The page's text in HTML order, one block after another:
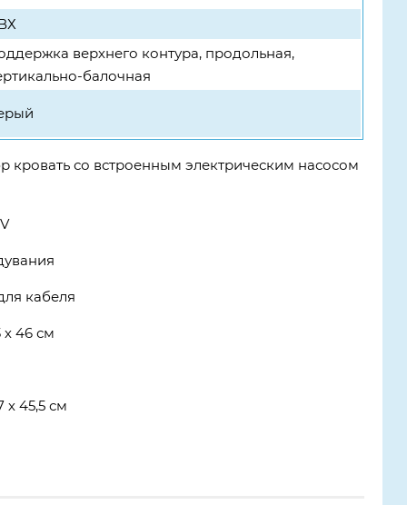
верхнего контура, продольная,
балочная
кровать со встроенным электрическим насосом
кабеля
х 46 см
х 45,5 см